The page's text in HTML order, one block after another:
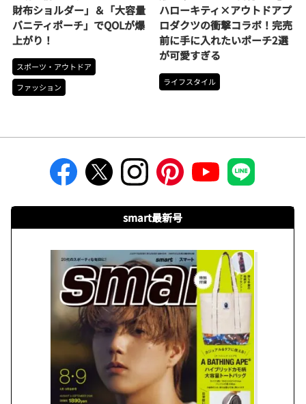
財布ショルダー」＆「大容量
バニティポーチ」でQOLが爆
上がり！
スポーツ・アウトドア
ファッション
ハローキティ×アウトドアプ
ロダクツの衝撃コラボ！完売
前に手に入れたいポーチ2選
が可愛すぎる
ライフスタイル
smart最新号